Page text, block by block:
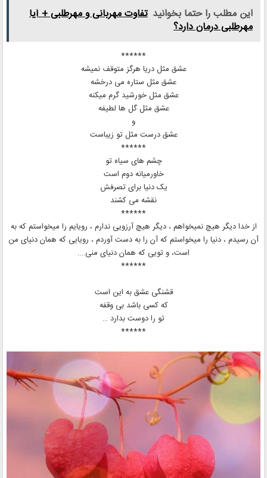
این مطلب را حتما بخوانید تفاوت مهربانی و مهرطلبی + آیا
مهرطلبی درمان دارد؟
******
عشق مثل دریا هرگز متوقف نمیشه
عشق مثل ستاره می درخشه
عشق مثل خورشید گرم میکنه
عشق مثل گل ها لطیفه
و
عشق درست مثل تو زیباست
******
چشم های سیاه تو
خاورمیانه‌ دوم است
یک دنیا برای تصرفش
نقشه می‌ کشند
******
از خدا دیگر هیچ نمیخواهم ، دیگر هیچ آرزویی ندارم ، رویایم را میخواستم که به
آن رسیدم ، دنیا را میخواستم که آن را به دست آوردم ، رویایی که همان دنیای من
است، و تویی که همان دنیای منی….
******
قشنگی عشق به این است
که کسی باشد بی وقفه
تو را دوست بدارد …
******